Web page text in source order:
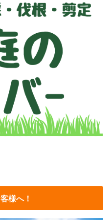
様へ！